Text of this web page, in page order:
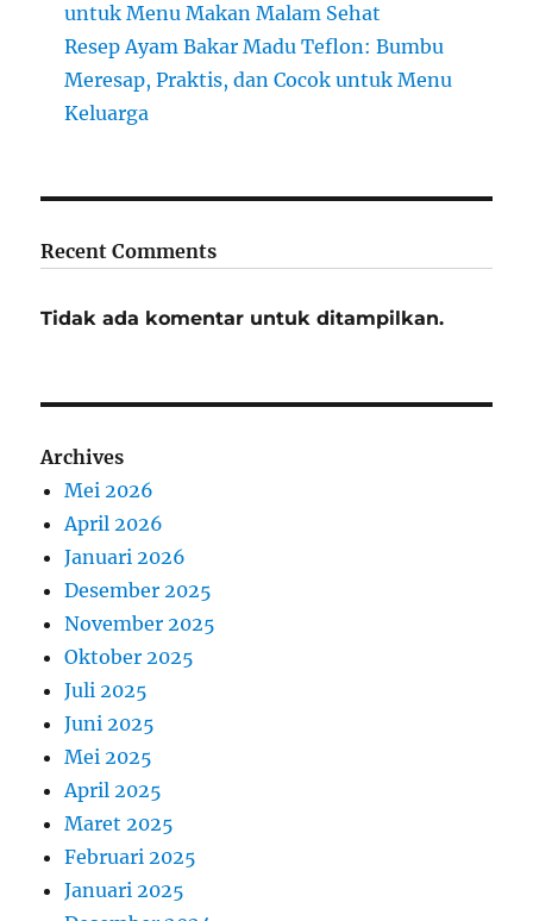
untuk Menu Makan Malam Sehat
Resep Ayam Bakar Madu Teflon: Bumbu
Meresap, Praktis, dan Cocok untuk Menu
Keluarga
Recent Comments
Tidak ada komentar untuk ditampilkan.
Archives
Mei 2026
April 2026
Januari 2026
Desember 2025
November 2025
Oktober 2025
Juli 2025
Juni 2025
Mei 2025
April 2025
Maret 2025
Februari 2025
Januari 2025